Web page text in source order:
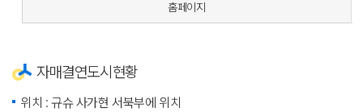
홈페이지
자매결연도시현황
위치 : 규슈 사가현 서북부에 위치